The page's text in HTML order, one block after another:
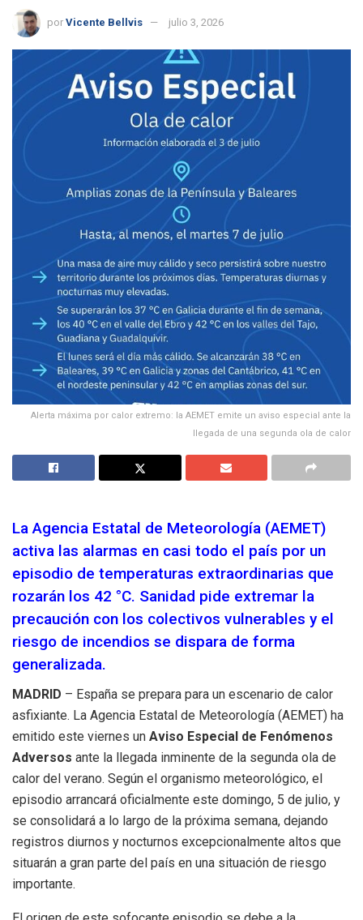
por Vicente Bellvis julio 3, 2026
Alerta máxima por calor extremo: la AEMET emite un aviso especial ante la
llegada de una segunda ola de calor
La Agencia Estatal de Meteorología (AEMET)
activa las alarmas en casi todo el país por un
episodio de temperaturas extraordinarias que
rozarán los 42 °C. Sanidad pide extremar la
precaución con los colectivos vulnerables y el
riesgo de incendios se dispara de forma
generalizada.
MADRID – España se prepara para un escenario de calor
asfixiante. La Agencia Estatal de Meteorología (AEMET) ha
emitido este viernes un Aviso Especial de Fenómenos
Adversos ante la llegada inminente de la segunda ola de
calor del verano. Según el organismo meteorológico, el
episodio arrancará oficialmente este domingo, 5 de julio, y
se consolidará a lo largo de la próxima semana, dejando
registros diurnos y nocturnos excepcionalmente altos que
situarán a gran parte del país en una situación de riesgo
importante.